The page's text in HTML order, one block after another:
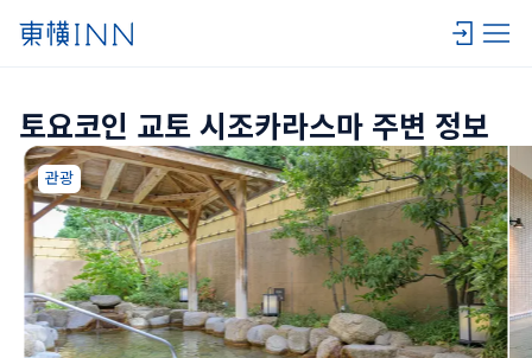
토요코인 교토 시조카라스마 주변 정보
관광